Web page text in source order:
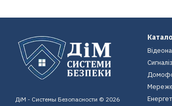
ДіМ - Системы Безопасности © 2026